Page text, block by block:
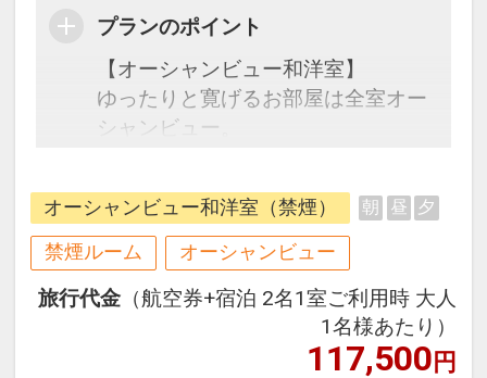
プランのポイント
【オーシャンビュー和洋室】
ゆったりと寛げるお部屋は全室オー
シャンビュー。
地よい海風と潮の香りで癒されま
す。
グループやお子様連れのご家族での
ご利用に最適です。
オーシャンビュー和洋室（禁煙） 朝 昼 夕
禁煙ルーム オーシャンビュー
旅行代金 （航空券+宿泊 2名1室ご利用時 大人
1名様あたり）
117,500円